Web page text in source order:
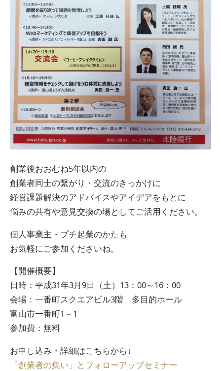
創業後おおむね5年以内の
創業者同士の繋がり・交流のきっかけに
経営課題解決のアドバイスやアイデアをもとに
悩みの共有や意見交換の場としてご活用ください。
個人事業主・プチ起業のかたも
お気軽にご参加くださいね。
【開催概要】
日時：平成31年3月9日（土）13：00～16：00
会場：一番町スクエアビル3階 多目的ホール
富山市一番町1－1
参加費：無料
お申し込み・詳細はこちらから↓
「創業者の集い」とフォローアップセミナー